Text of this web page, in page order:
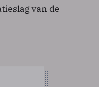
van de